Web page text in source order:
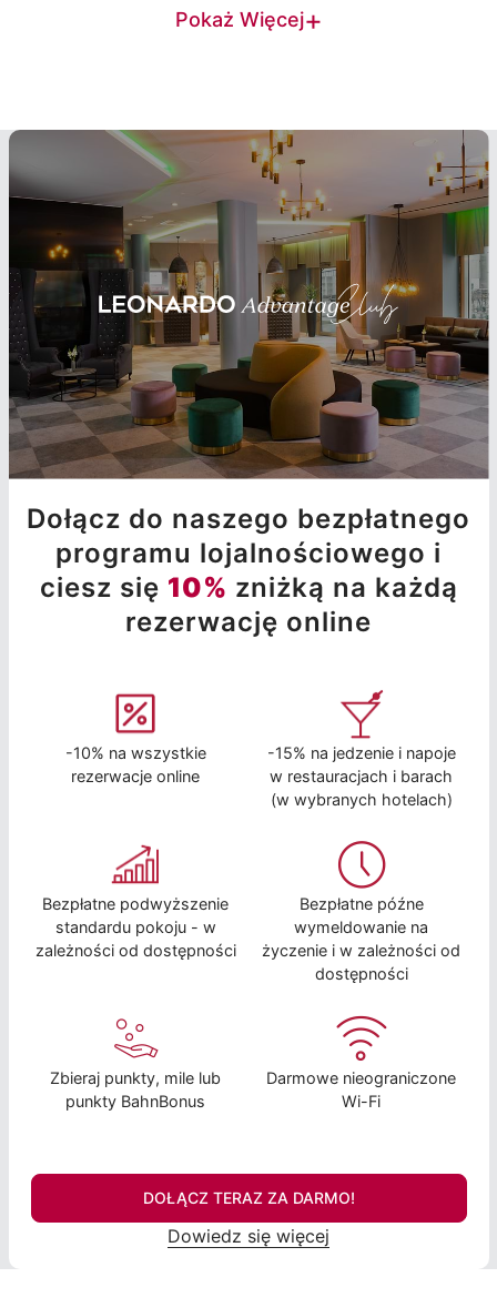
Pokaż Więcej+
Dołącz do naszego bezpłatnego
programu lojalnościowego i
ciesz się 10% zniżką na każdą
rezerwację online
-10% na wszystkie
rezerwacje online
-15% na jedzenie i napoje
w restauracjach i barach
(w wybranych hotelach)
Bezpłatne podwyższenie
standardu pokoju - w
zależności od dostępności
Bezpłatne późne
wymeldowanie na
życzenie i w zależności od
dostępności
Zbieraj punkty, mile lub
punkty BahnBonus
Darmowe nieograniczone
Wi-Fi
DOŁĄCZ TERAZ ZA DARMO!
Dowiedz się więcej